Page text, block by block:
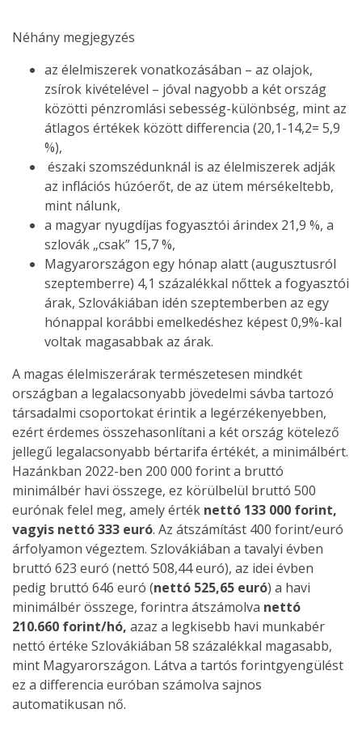
Néhány megjegyzés
az élelmiszerek vonatkozásában – az olajok,
zsírok kivételével – jóval nagyobb a két ország
közötti pénzromlási sebesség-különbség, mint az
átlagos értékek között differencia (20,1-14,2= 5,9
%),
északi szomszédunknál is az élelmiszerek adják
az inflációs húzóerőt, de az ütem mérsékeltebb,
mint nálunk,
a magyar nyugdíjas fogyasztói árindex 21,9 %, a
szlovák „csak” 15,7 %,
Magyarországon egy hónap alatt (augusztusról
szeptemberre) 4,1 százalékkal nőttek a fogyasztói
árak, Szlovákiában idén szeptemberben az egy
hónappal korábbi emelkedéshez képest 0,9%-kal
voltak magasabbak az árak.
A magas élelmiszerárak természetesen mindkét
országban a legalacsonyabb jövedelmi sávba tartozó
társadalmi csoportokat érintik a legérzékenyebben,
ezért érdemes összehasonlítani a két ország kötelező
jellegű legalacsonyabb bértarifa értékét, a minimálbért.
Hazánkban 2022-ben 200 000 forint a bruttó
minimálbér havi összege, ez körülbelül bruttó 500
eurónak felel meg, amely érték nettó 133 000 forint,
vagyis nettó 333 euró. Az átszámítást 400 forint/euró
árfolyamon végeztem. Szlovákiában a tavalyi évben
bruttó 623 euró (nettó 508,44 euró), az idei évben
pedig bruttó 646 euró (nettó 525,65 euró) a havi
minimálbér összege, forintra átszámolva nettó
210.660 forint/hó, azaz a legkisebb havi munkabér
nettó értéke Szlovákiában 58 százalékkal magasabb,
mint Magyarországon. Látva a tartós forintgyengülést
ez a differencia euróban számolva sajnos
automatikusan nő.